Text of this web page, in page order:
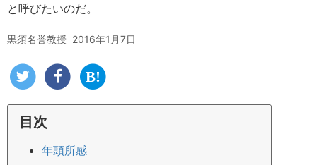
と呼びたいのだ。
黒須名誉教授 2016年1月7日
目次
年頭所感